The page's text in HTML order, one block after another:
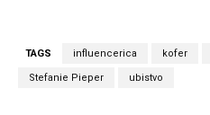
TAGS influencerica kofer
Stefanie Pieper ubistvo